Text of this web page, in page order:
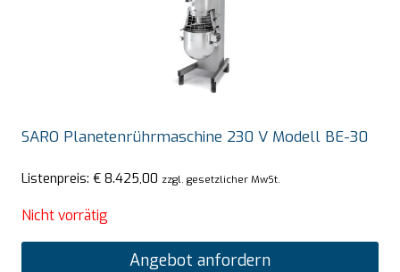
SARO Planetenrührmaschine 230 V Modell BE-30
Listenpreis: € 8.425,00 zzgl. gesetzlicher MwSt.
Nicht vorrätig
Angebot anfordern